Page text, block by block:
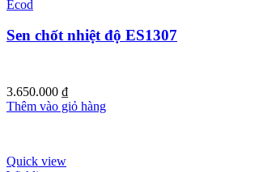
Ecod
Sen chốt nhiệt độ ES1307
3.650.000 ₫
Thêm vào giỏ hàng
Quick view